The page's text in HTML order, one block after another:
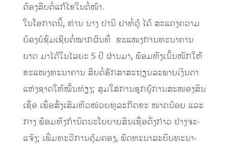
ຕ້ອງ​ສືບ­ຕໍ່​ແກ້​ໄຂ​ໃນ​ຕໍ່​ໜ້າ.
ໃນ​ໂອ­ກາດ​ນີ້, ທ່ານ ນາງ ປາ­ນີ ຢາ​ທໍ່​ຕູ້ ໄດ້ ສະ­ແດງ​ຄວາມ​
ຍ້ອງ­ຍໍ​ຊົມ­ເຊີຍ​ຕໍ່​ໝາກ­ຜົນ​ທີ່​ ຂະແໜງ​ການ​ທະ­ນາ­ຄານ​
ຍາດ​ ມາ​ໄດ້​ໃນ​ໄລ­ຍະ 5 ປີ ຜ່ານ​ມາ, ພ້ອມ​ທັງ​ເນັ້ນ​ໜັກ​ໃຫ້​
ຂະ­ແໜງ​ທະ­ນາ­ຄານ ສືບ­ຕໍ່​ຮັກ­ສາ​ສະ​​ຖຽນ​ລະ​ພາບ​ເງິນ­ຕາ​
ແຫ່ງ​ຊາດ​ໃຫ້​ໝັ້ນ​ທ່ຽງ; ສຸມ​ໃສ່​ການ​ຊຸກ­ຍູ້​ການ​ສະ­ໜອງ​ສິນ​
ເຊື່ອ ເພື່ອ​ສົ່ງ­ເສີມ​ຫົວ­ໜ່ວຍ​ທຸ­ລະ​ກິດ​ຂະ ­ໜາດ​ນ້ອຍ ແລະ
ກາງ ພ້ອມ​ທັງ​ກຳ­ນົດ​ນະ­ໂຍ­ບາຍ​ສິນ​ເຊື່ອ​ດັ່ງ­ກ່າວ ຢ່າງ​ຈະ­
ແຈ້ງ; ເພີ່ມ​ທະ­ວີ​ການ​ຄຸ້ມ​ຄອງ, ພັດ­ທະ­ນາ​ລະ­ບົບ​ທະ­ນາ­